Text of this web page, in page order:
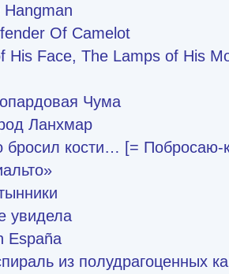
Of Camelot
His Face, The Lamps of His
Чума
Ланхмар
бросил кости… [= Побросаю-
увидела
España
из полудрагоценных